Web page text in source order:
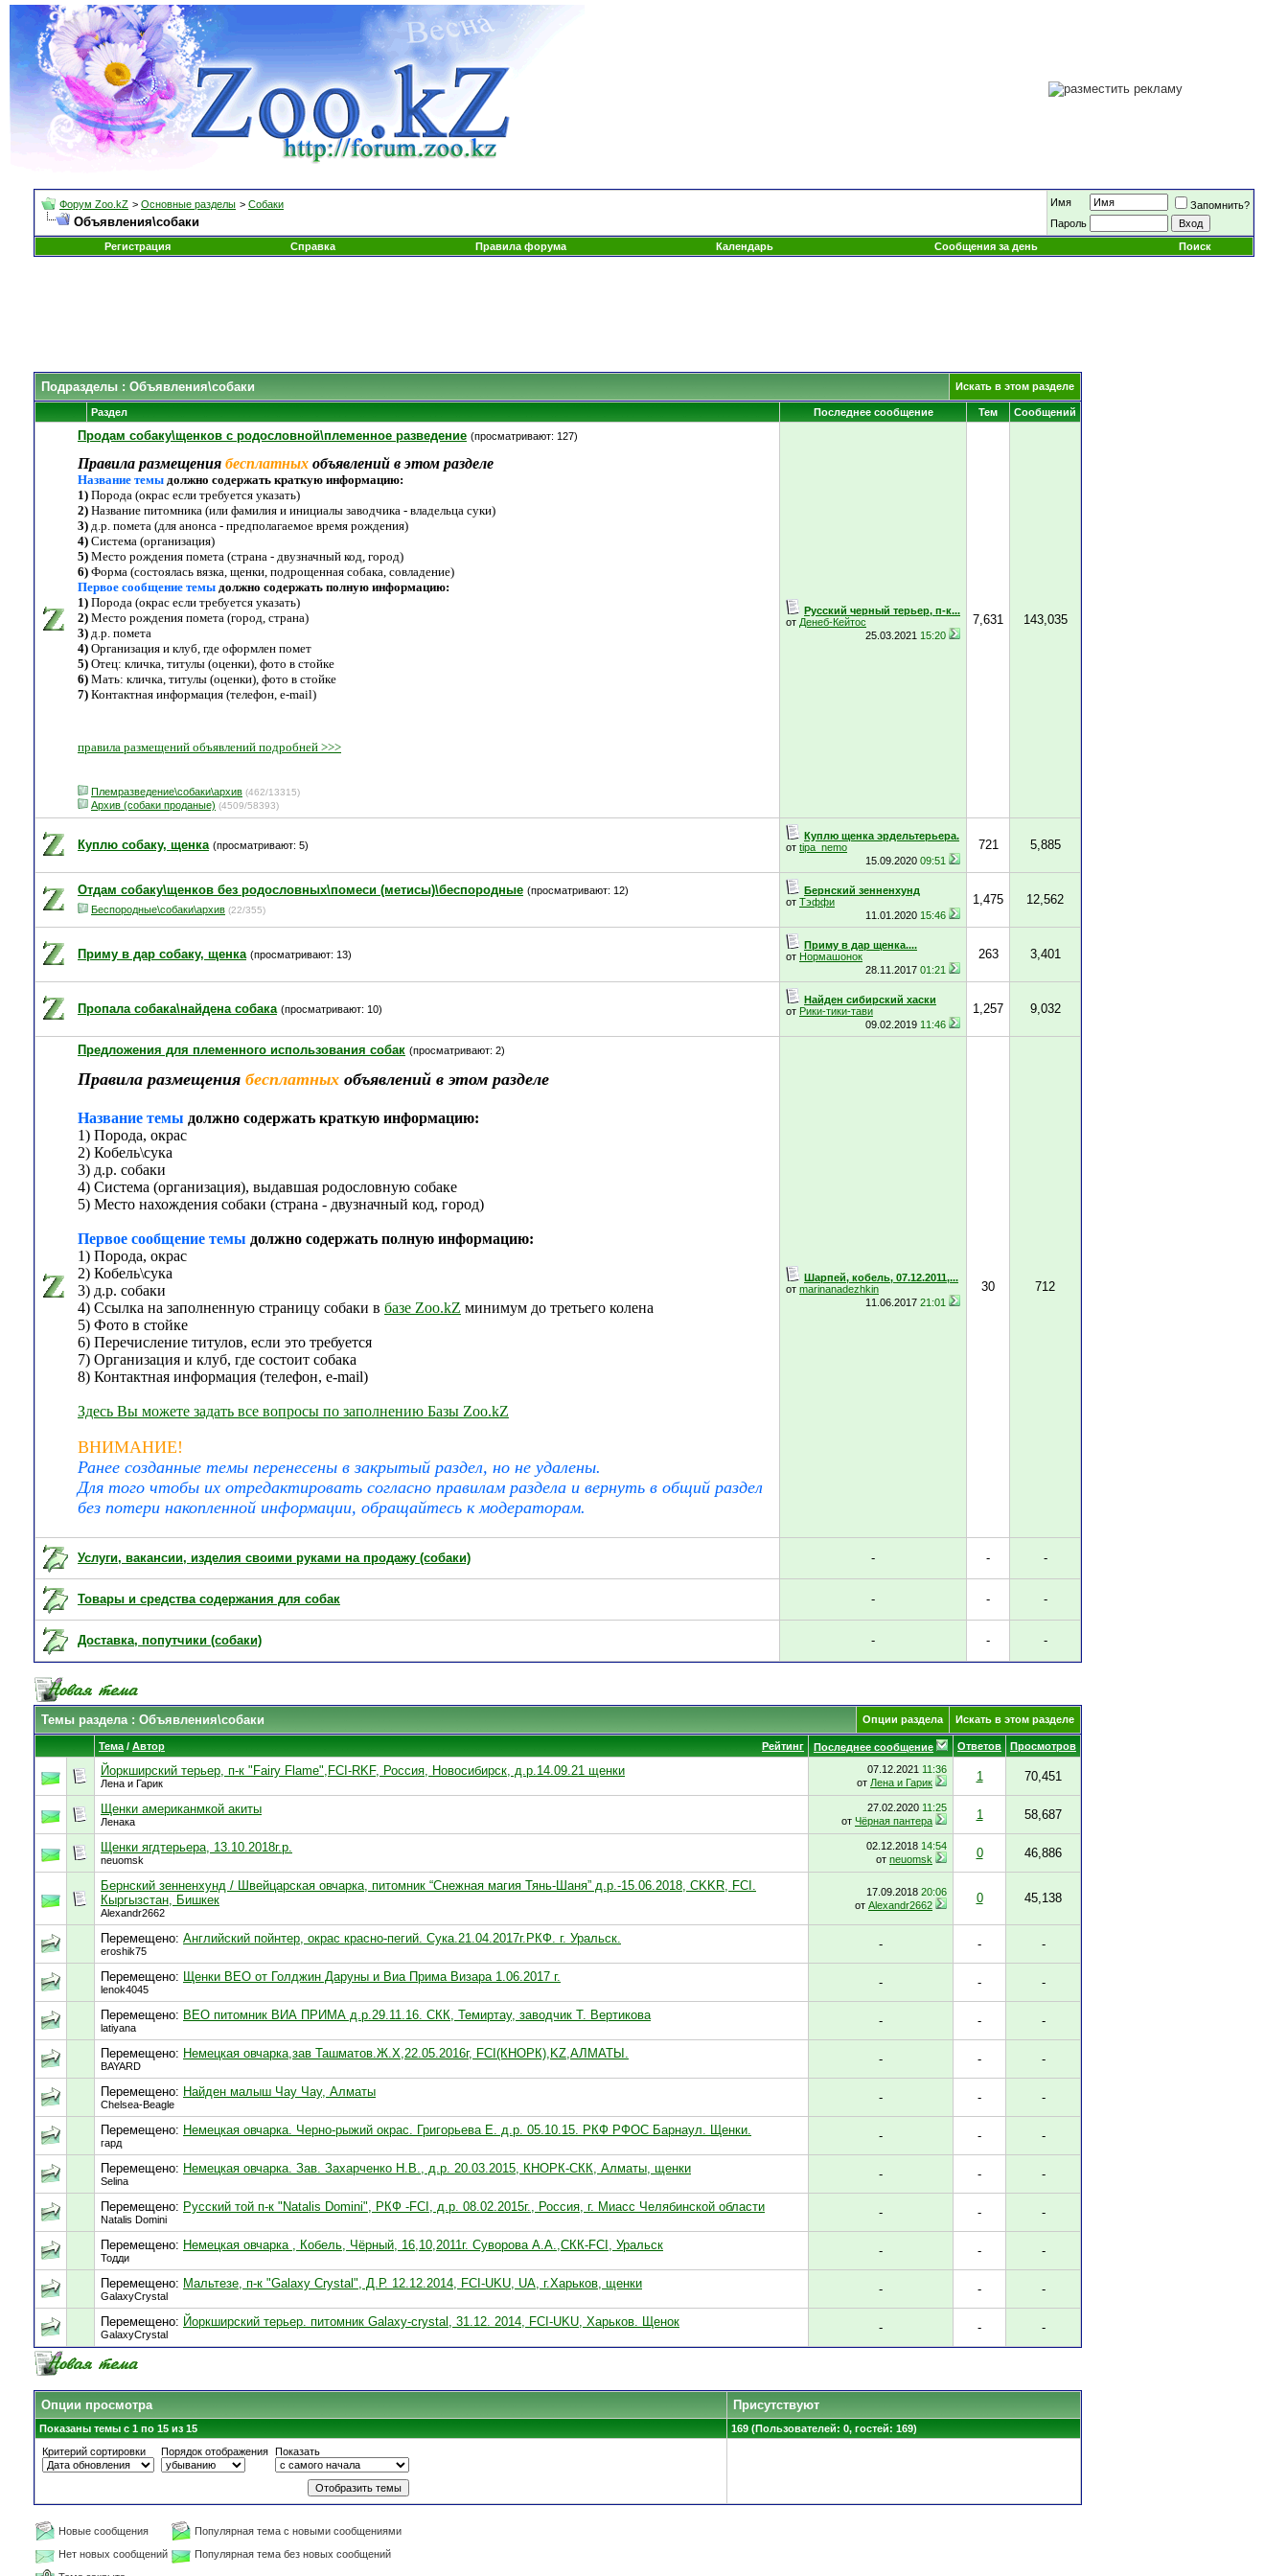
Форум Zoo.kZ > Основные разделы > Собаки
Объявления\собаки
Имя
Запомнить?
Пароль
Регистрация
Справка Правила форума Календарь Сообщения за день Поиск
Подразделы : Объявления\собаки Искать в этом разделе
Раздел Последнее сообщение Тем Сообщений
Продам собаку\щенков с родословной\племенное разведение (просматривают: 127)
Правила размещения бесплатных объявлений в этом разделе
Название темы должно содержать краткую информацию:
1) Порода (окрас если требуется указать)
2) Название питомника (или фамилия и инициалы заводчика - владельца суки)
3) д.р. помета (для анонса - предполагаемое время рождения)
4) Система (организация)
5) Место рождения помета (страна - двузначный код, город)
6) Форма (состоялась вязка, щенки, подрощенная собака, совладение)
Первое сообщение темы должно содержать полную информацию:
1) Порода (окрас если требуется указать)
2) Место рождения помета (город, страна)
3) д.р. помета
4) Организация и клуб, где оформлен помет
5) Отец: кличка, титулы (оценки), фото в стойке
6) Мать: кличка, титулы (оценки), фото в стойке
7) Контактная информация (телефон, e-mail)
правила размещений объявлений подробней >>>
Племразведение\собаки\архив (462/13315)
Архив (собаки проданые) (4509/58393)
Русский черный терьер, п-к...
от Денеб-Кейтос
25.03.2021 15:20
7,631 143,035
Куплю собаку, щенка (просматривают: 5)
Куплю щенка эрдельтерьера.
от tipa_nemo
15.09.2020 09:51
721 5,885
Отдам собаку\щенков без родословных\помеси (метисы)\беспородные (просматривают: 12)
Беспородные\собаки\архив (22/355)
Бернский зенненхунд
от Тэффи
11.01.2020 15:46
1,475 12,562
Приму в дар собаку, щенка (просматривают: 13)
Приму в дар щенка....
от Нормашонок
28.11.2017 01:21
263 3,401
Пропала собака\найдена собака (просматривают: 10)
Найден сибирский хаски
от Рики-тики-тави
09.02.2019 11:46
1,257 9,032
Предложения для племенного использования собак (просматривают: 2)
Правила размещения бесплатных объявлений в этом разделе
Название темы должно содержать краткую информацию:
1) Порода, окрас
2) Кобель\сука
3) д.р. собаки
4) Система (организация), выдавшая родословную собаке
5) Место нахождения собаки (страна - двузначный код, город)
Первое сообщение темы должно содержать полную информацию:
1) Порода, окрас
2) Кобель\сука
3) д.р. собаки
4) Ссылка на заполненную страницу собаки в базе Zoo.kZ минимум до третьего колена
5) Фото в стойке
6) Перечисление титулов, если это требуется
7) Организация и клуб, где состоит собака
8) Контактная информация (телефон, e-mail)
Здесь Вы можете задать все вопросы по заполнению Базы Zoo.kZ
ВНИМАНИЕ!
Ранее созданные темы перенесены в закрытый раздел, но не удалены.
Для того чтобы их отредактировать согласно правилам раздела и вернуть в общий раздел
без потери накопленной информации, обращайтесь к модераторам.
Шарпей, кобель, 07.12.2011,...
от marinanadezhkin
11.06.2017 21:01
30 712
Услуги, вакансии, изделия своими руками на продажу (собаки) - - -
Товары и средства содержания для собак - - -
Доставка, попутчики (собаки) - - -
Темы раздела: Объявления\собаки Опции раздела Искать в этом разделе
Рейтинг
Тема / Автор Последнее сообщение Ответов Просмотров
Йоркширский терьер, п-к "Fairy Flame",FCI-RKF, Россия, Новосибирск, д.р.14.09.21 щенки
Лена и Гарик
07.12.2021 11:36
от Лена и Гарик 1 70,451
Щенки американмкой акиты
Ленака
27.02.2020 11:25
от Чёрная пантера 1 58,687
Щенки ягдтерьера, 13.10.2018г.р.
neuomsk
02.12.2018 14:54
от neuomsk 0 46,886
Бернский зенненхунд / Швейцарская овчарка, питомник “Снежная магия Тянь-Шаня” д.р.-15.06.2018, CKKR, FCI.
Кыргызстан, Бишкек
Alexandr2662
17.09.2018 20:06
от Alexandr2662 0 45,138
Перемещено: Английский пойнтер, окрас красно-пегий. Сука.21.04.2017г.РКФ. г. Уральск.
eroshik75 - - -
Перемещено: Щенки ВЕО от Голджин Даруны и Виа Прима Визара 1.06.2017 г.
lenok4045 - - -
Перемещено: ВЕО питомник ВИА ПРИМА д.р.29.11.16. СКК, Темиртау, заводчик Т. Вертикова
latiyana - - -
Перемещено: Немецкая овчарка,зав Ташматов.Ж.Х,22.05.2016г, FCI(КНОРК),KZ,АЛМАТЫ.
BAYARD - - -
Перемещено: Найден малыш Чау Чау, Алматы
Chelsea-Beagle - - -
Перемещено: Немецкая овчарка. Черно-рыжий окрас. Григорьева Е. д.р. 05.10.15. РКФ РФОС Барнаул. Щенки.
гард - - -
Перемещено: Немецкая овчарка. Зав. Захарченко Н.В., д.р. 20.03.2015, КНОРК-СКК, Алматы, щенки
Selina - - -
Перемещено: Русский той п-к "Natalis Domini", РКФ -FCI, д.р. 08.02.2015г., Россия, г. Миасс Челябинской области
Natalis Domini - - -
Перемещено: Немецкая овчарка , Кобель, Чёрный, 16,10,2011г. Суворова А.А.,СКК-FCI, Уральск
Тодди - - -
Перемещено: Мальтезе, п-к "Galaxy Crystal", Д.Р. 12.12.2014, FCI-UKU, UA, г.Харьков, щенки
GalaxyCrystal - - -
Перемещено: Йоркширский терьер. питомник Galaxy-crystal, 31.12. 2014, FCI-UKU, Харьков. Щенок
GalaxyCrystal - - -
Опции просмотра Присутствуют
Показаны темы с 1 по 15 из 15
169 (Пользователей: 0, гостей: 169)
Критерий сортировки
Порядок отображения Показать
Новые сообщения
Популярная тема с новыми сообщениями
Нет новых сообщений
Популярная тема без новых сообщений